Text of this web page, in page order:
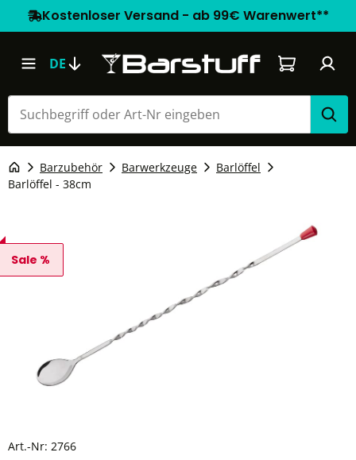
Kostenloser Versand - ab 99€ Warenwert**
DE Warenkorb
Barzubehör Barwerkzeuge
Barlöffel
Barlöffel - 38cm
Sale %
Art.-Nr: 2766